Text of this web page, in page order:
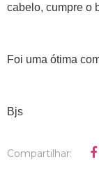
cabelo, cumpre o
Foi uma ótima
Bjs
Compartilhar: